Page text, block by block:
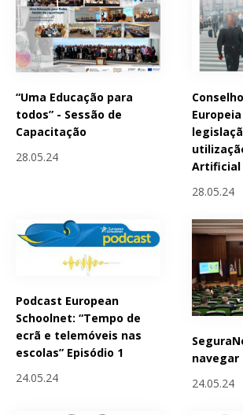
“Uma Educação para
todos” - Sessão de
Capacitação
28.05.24
Artificial
28.05.24
Podcast European
Schoolnet: “Tempo de
ecrã e telemóveis nas
escolas” Episódio 1
24.05.24
navegar
24.05.24